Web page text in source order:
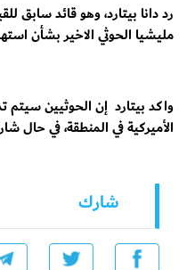
رد دانا بيتارد، وهو قائد سابق
مليشيا الحوثي الاخير بشأن
واكد بيتارد إن الحوثيين سيتم
الأميركية في المنطقة، في حال
شارك